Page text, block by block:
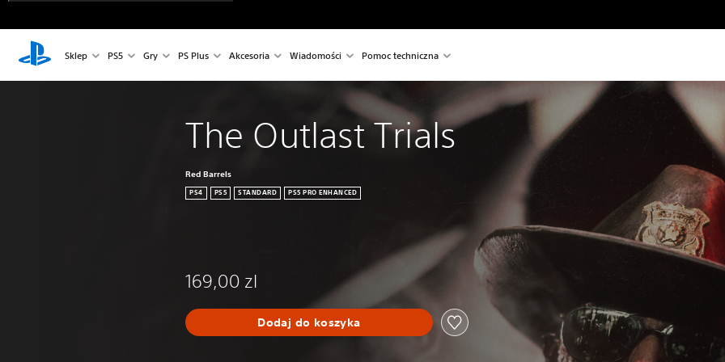
Sklep PS5 Gry PS Plus Akcesoria Wiadomości Pomoc techniczna
The Outlast Trials
Red Barrels
PS4 PS5 STANDARD PS5 PRO ENHANCED
169,00 zl
Dodaj do koszyka